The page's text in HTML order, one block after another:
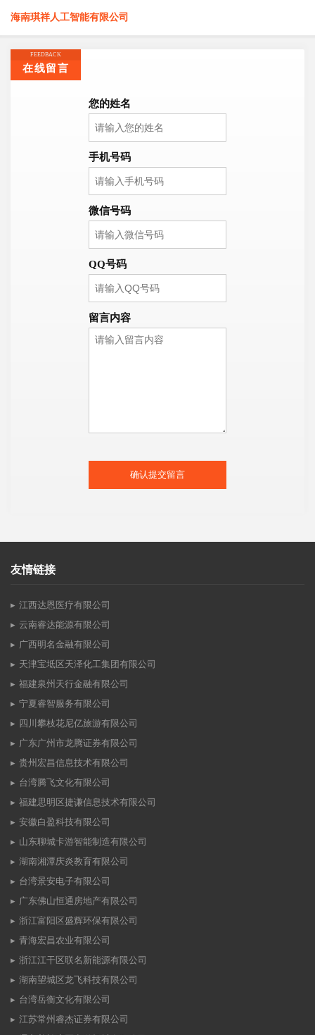
海南琪祥人工智能有限公司
FEEDBACK
在线留言
您的姓名
手机号码
微信号码
QQ号码
留言内容
确认提交留言
友情链接
江西达恩医疗有限公司
云南睿达能源有限公司
广西明名金融有限公司
天津宝坻区天泽化工集团有限公司
福建泉州天行金融有限公司
宁夏睿智服务有限公司
四川攀枝花尼亿旅游有限公司
广东广州市龙腾证券有限公司
贵州宏昌信息技术有限公司
台湾腾飞文化有限公司
福建思明区捷谦信息技术有限公司
安徽白盈科技有限公司
山东聊城卡游智能制造有限公司
湖南湘潭庆炎教育有限公司
台湾景安电子有限公司
广东佛山恒通房地产有限公司
浙江富阳区盛辉环保有限公司
青海宏昌农业有限公司
浙江江干区联名新能源有限公司
湖南望城区龙飞科技有限公司
台湾岳衡文化有限公司
江苏常州睿杰证券有限公司